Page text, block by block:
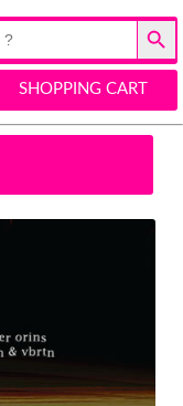
Search Button
SHOPPING CART